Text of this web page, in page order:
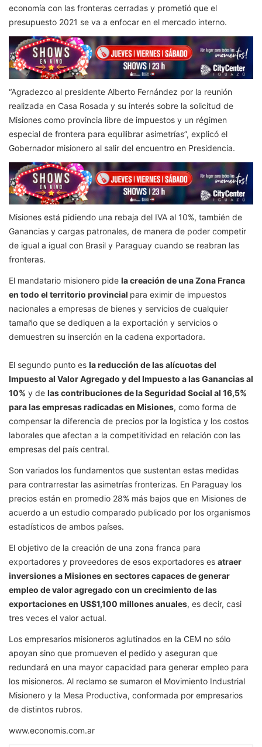
economía con las fronteras cerradas y prometió que el
presupuesto 2021 se va a enfocar en el mercado interno.
“Agradezco al presidente Alberto Fernández por la reunión
realizada en Casa Rosada y su interés sobre la solicitud de
Misiones como provincia libre de impuestos y un régimen
especial de frontera para equilibrar asimetrías”, explicó el
Gobernador misionero al salir del encuentro en Presidencia.
Misiones está pidiendo una rebaja del IVA al 10%, también de
Ganancias y cargas patronales, de manera de poder competir
de igual a igual con Brasil y Paraguay cuando se reabran las
fronteras.
El mandatario misionero pide la creación de una Zona Franca
en todo el territorio provincial para eximir de impuestos
nacionales a empresas de bienes y servicios de cualquier
tamaño que se dediquen a la exportación y servicios o
demuestren su inserción en la cadena exportadora.
El segundo punto es la reducción de las alícuotas del
Impuesto al Valor Agregado y del Impuesto a las Ganancias al
10% y de las contribuciones de la Seguridad Social al 16,5%
para las empresas radicadas en Misiones, como forma de
compensar la diferencia de precios por la logística y los costos
laborales que afectan a la competitividad en relación con las
empresas del país central.
Son variados los fundamentos que sustentan estas medidas
para contrarrestar las asimetrías fronterizas. En Paraguay los
precios están en promedio 28% más bajos que en Misiones de
acuerdo a un estudio comparado publicado por los organismos
estadísticos de ambos países.
El objetivo de la creación de una zona franca para
exportadores y proveedores de esos exportadores es atraer
inversiones a Misiones en sectores capaces de generar
empleo de valor agregado con un crecimiento de las
exportaciones en US$1,100 millones anuales, es decir, casi
tres veces el valor actual.
Los empresarios misioneros aglutinados en la CEM no sólo
apoyan sino que promueven el pedido y aseguran que
redundará en una mayor capacidad para generar empleo para
los misioneros. Al reclamo se sumaron el Movimiento Industrial
Misionero y la Mesa Productiva, conformada por empresarios
de distintos rubros.
www.economis.com.ar